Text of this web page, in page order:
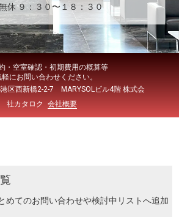
休 ９：３０〜１８：３０
・空室確認・初期費用の概算等
軽にお問い合わせください。
区西新橋2-2-7 MARYSOLビル4階 株式会
社カタロク
会社概要
めてのお問い合わせや検討中リストへ追加